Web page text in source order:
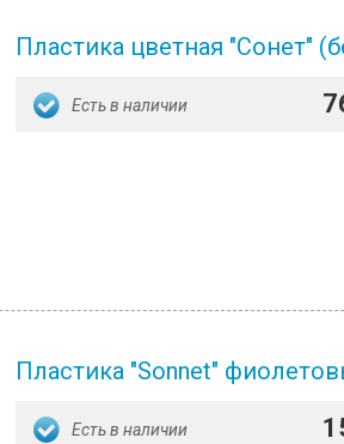
Пластика цветная "Сонет"
Есть в наличии
Пластика "Sonnet"
Есть в наличии